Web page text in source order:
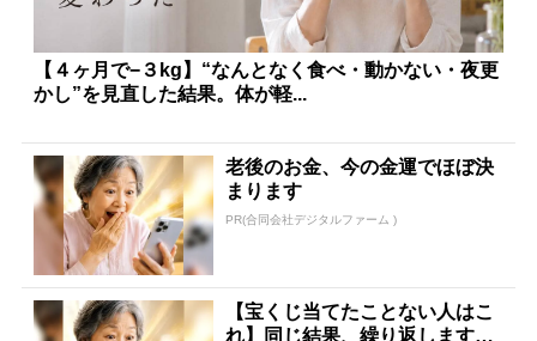
【４ヶ月で−３kg】“なんとなく食べ・動かない・夜更
かし”を見直した結果。体が軽...
老後のお金、今の金運でほぼ決
まります
PR(合同会社デジタルファーム )
【宝くじ当てたことない人はこ
れ】同じ結果、繰り返します